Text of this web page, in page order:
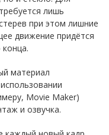
лишь
при этом лишние
движение придётся
материал
Movie Maker)
и озвучка.